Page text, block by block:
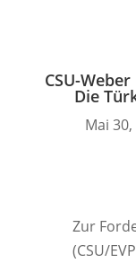
CSU-
Die
Mai
Zur
(CSU/